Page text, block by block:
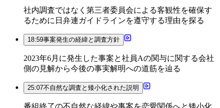
社内調査ではなく第三者委員会による客観性を確保す
るために日弁連ガイドラインを遵守する理由を探る
18:59事案発生の経緯と調査方針
2023年6月に発生した事案と社員Aの関与に関する会社
側の見解から今後の事実解明への道筋を辿る
25:07不自然な調査と矮小化された説明